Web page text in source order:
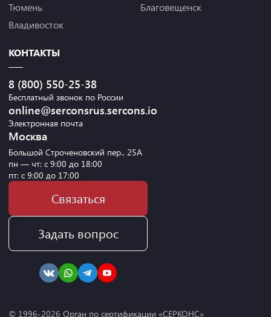
Тюмень
Владивосток
Благовещенск
КОНТАКТЫ
8 (800) 550-25-38
Бесплатный звонок по России
online@serconsrus.sercons.io
Электронная почта
Москва
Большой Строченовский пер., 25А
пн — чт: с 9:00 до 18:00
пт: с 9:00 до 17:00
Связаться
Задать вопрос
© 1996-2026 Орган по сертификации «СЕРКОНС»